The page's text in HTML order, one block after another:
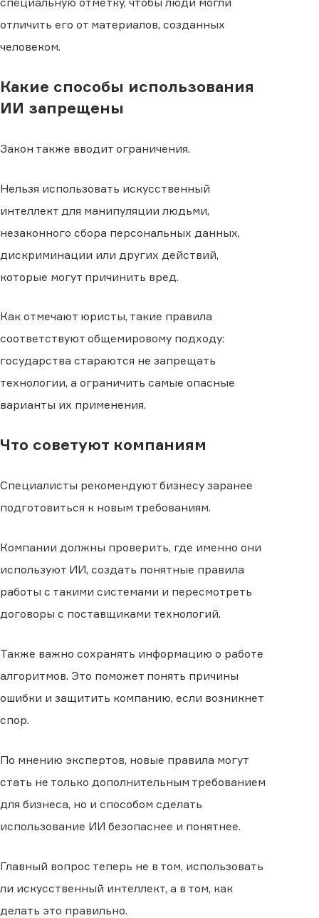
отличить его от материалов, созданных
человеком.
Какие способы использования
ИИ запрещены
Закон также вводит ограничения.
Нельзя использовать искусственный
интеллект для манипуляции людьми,
незаконного сбора персональных данных,
дискриминации или других действий,
которые могут причинить вред.
Как отмечают юристы, такие правила
соответствуют общемировому подходу:
государства стараются не запрещать
технологии, а ограничить самые опасные
варианты их применения.
Что советуют компаниям
Специалисты рекомендуют бизнесу заранее
подготовиться к новым требованиям.
Компании должны проверить, где именно они
используют ИИ, создать понятные правила
работы с такими системами и пересмотреть
договоры с поставщиками технологий.
Также важно сохранять информацию о работе
алгоритмов. Это поможет понять причины
ошибки и защитить компанию, если возникнет
спор.
По мнению экспертов, новые правила могут
стать не только дополнительным требованием
для бизнеса, но и способом сделать
использование ИИ безопаснее и понятнее.
Главный вопрос теперь не в том, использовать
ли искусственный интеллект, а в том, как
делать это правильно.